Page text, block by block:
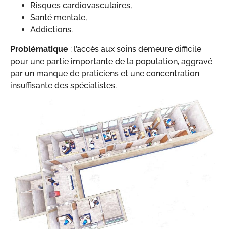
Risques cardiovasculaires,
Santé mentale,
Addictions.
Problématique : l’accès aux soins demeure difficile
pour une partie importante de la population, aggravé
par un manque de praticiens et une concentration
insuffisante des spécialistes.